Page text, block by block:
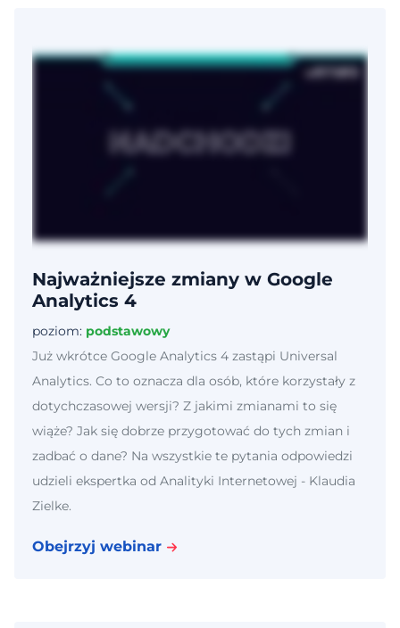
Najważniejsze zmiany w Google
Analytics 4
poziom: podstawowy
Już wkrótce Google Analytics 4 zastąpi Universal
Analytics. Co to oznacza dla osób, które korzystały z
dotychczasowej wersji? Z jakimi zmianami to się
wiąże? Jak się dobrze przygotować do tych zmian i
zadbać o dane? Na wszystkie te pytania odpowiedzi
udzieli ekspertka od Analityki Internetowej - Klaudia
Zielke.
Obejrzyj webinar